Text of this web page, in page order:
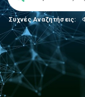
Συχνές Αναζητήσεις: